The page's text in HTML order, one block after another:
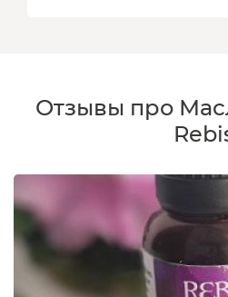
Отзывы про